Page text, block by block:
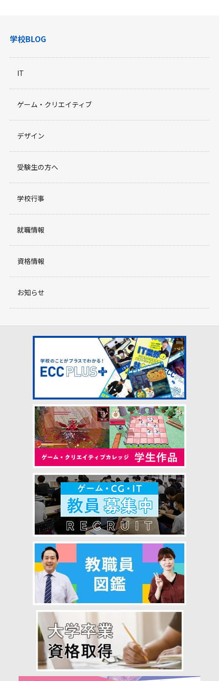
学校BLOG
IT
ゲーム・クリエイティブ
デザイン
受験生の方へ
学校行事
就職情報
資格情報
お知らせ